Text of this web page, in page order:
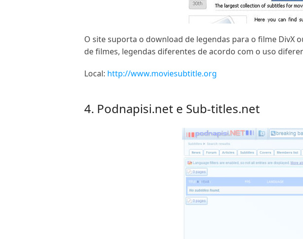
O site suporta o download de legendas para o filme DivX
de filmes, legendas diferentes de acordo com o uso
Local: http://www.moviesubtitle.org
4. Podnapisi.net e Sub-titles.net